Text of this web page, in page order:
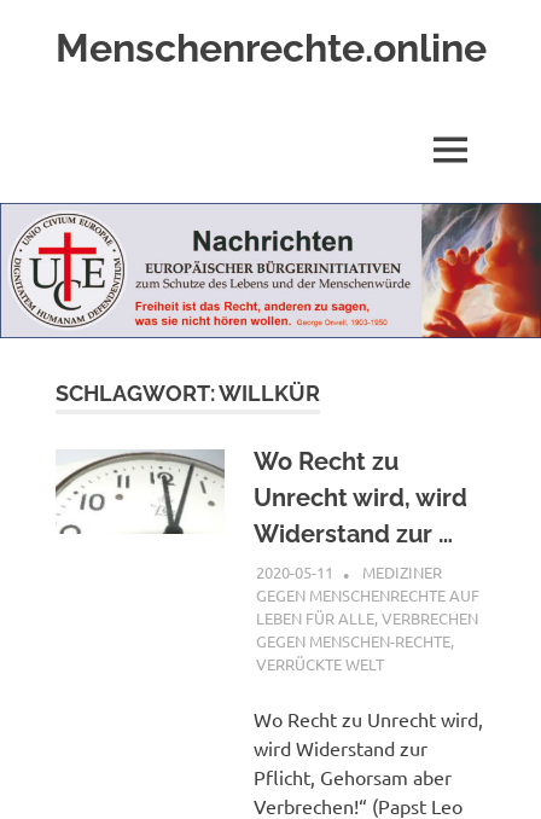
Menschenrechte.online
Geborene
wie
für
Ungeborene
MENÜ
SCHLAGWORT:WILLKÜR
Wo Recht zu
Unrecht wird, wird
Widerstand zur …
2020-05-11 G A
MEDIZINER
GEGEN MENSCHENRECHTE AUF
LEBEN FÜR ALLE,VERBRECHEN
GEGEN MENSCHEN-RECHTE,
VERRÜCKTE WELT
Wo Recht zu Unrecht wird,
wird Widerstand zur
Pflicht, Gehorsam aber
Verbrechen!“ (Papst Leo